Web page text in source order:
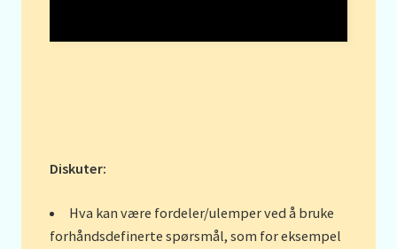
Diskuter:
Hva kan være fordeler/ulemper ved å bruke
forhåndsdefinerte spørsmål, som for eksempel